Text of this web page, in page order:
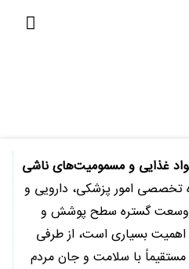
غذایی و مسمومیت‌های ناشی
تخصصی امور پزشکی، دارویی و
وسعت گستره سطح پوشش و
اهمیت بسیاری است، از طرفی
با سلامت و جان مردم